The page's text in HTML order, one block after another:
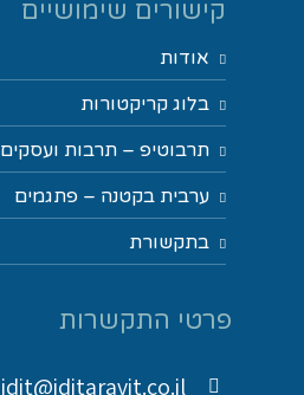
קישורים שימושיים
אודות
בלוג קריקטורות
תרבוטיפ – תרבות ועסקים
ערבית בקטנה – פתגמים
בתקשורת
פרטי התקשרות
idit@iditaravit.co.il